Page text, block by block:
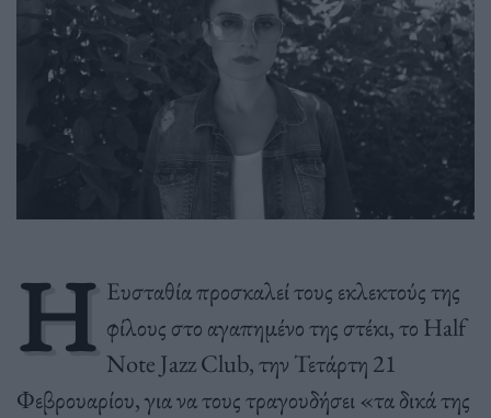
Η Ευσταθία προσκαλεί τους εκλεκτούς της
φίλους στο αγαπημένο της στέκι, το Half
Note Jazz Club, την Τετάρτη 21
Φεβρουαρίου, για να τους τραγουδήσει «τα δικά της